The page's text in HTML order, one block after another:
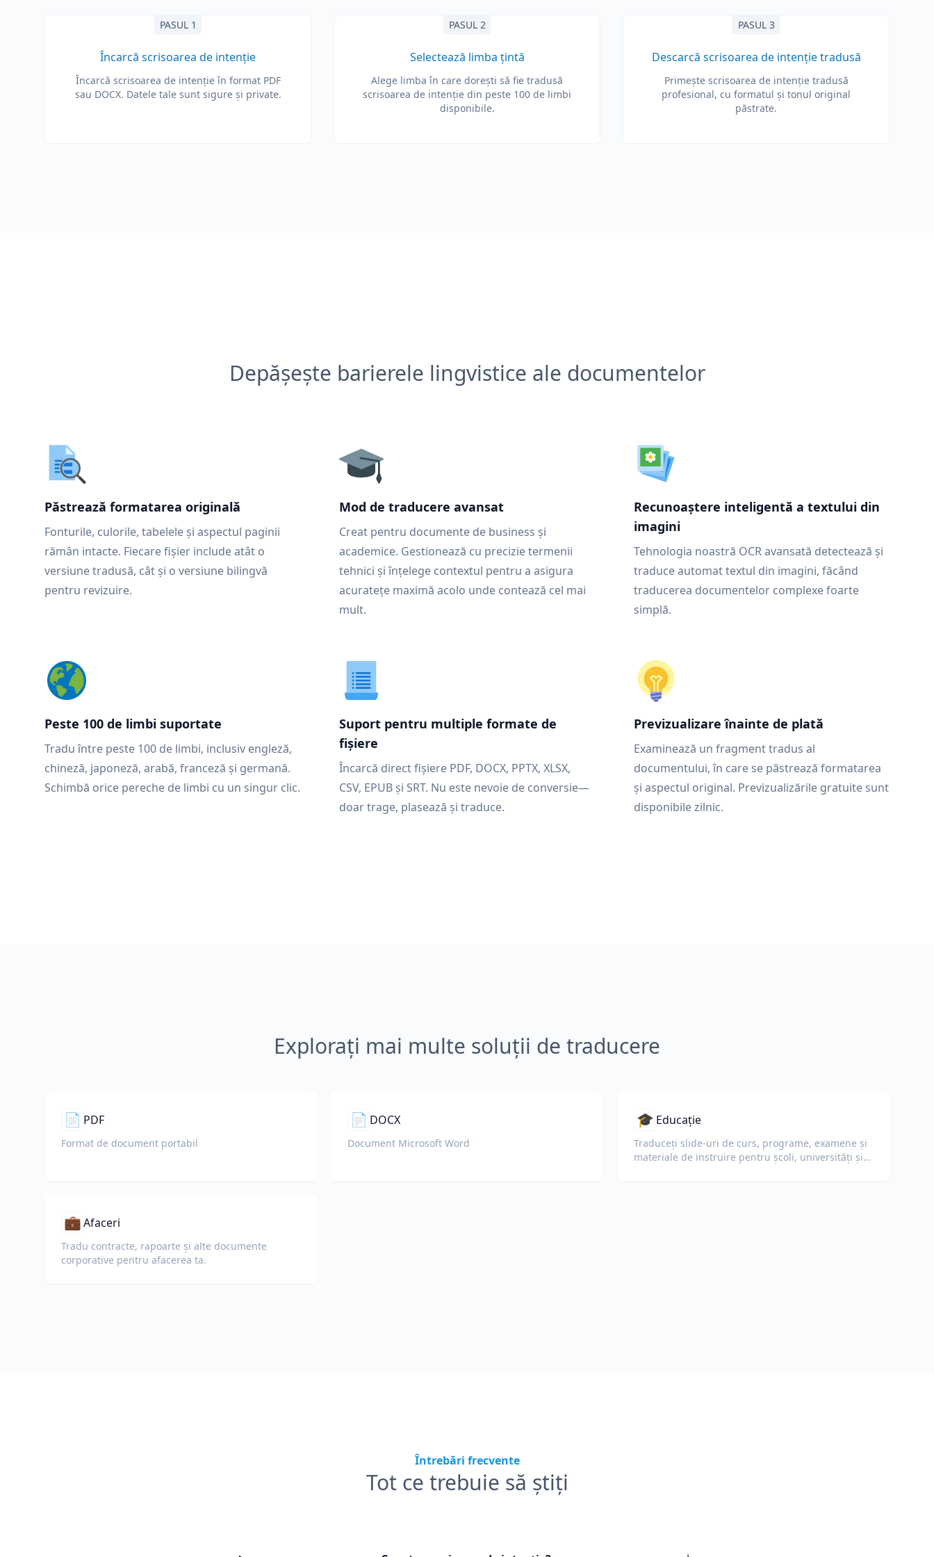
PASUL 1
Încarcă scrisoarea de intenție
Încarcă scrisoarea de intenție în format PDF
sau DOCX. Datele tale sunt sigure și private.
PASUL 2
Selectează limba țintă
Alege limba în care dorești să fie tradusă
scrisoarea de intenție din peste 100 de limbi
disponibile.
PASUL 3
Descarcă scrisoarea de intenție tradusă
Primește scrisoarea de intenție tradusă
profesional, cu formatul și tonul original
păstrate.
Depășește barierele lingvistice ale documentelor
Păstrează formatarea originală
Fonturile, culorile, tabelele și aspectul paginii
rămân intacte. Fiecare fișier include atât o
versiune tradusă, cât și o versiune bilingvă
pentru revizuire.
Mod de traducere avansat
Creat pentru documente de business și
academice. Gestionează cu precizie termenii
tehnici și înțelege contextul pentru a asigura
acuratețe maximă acolo unde contează cel mai
mult.
Recunoaștere inteligentă a textului din
imagini
Tehnologia noastră OCR avansată detectează și
traduce automat textul din imagini, făcând
traducerea documentelor complexe foarte
simplă.
Peste 100 de limbi suportate
Tradu între peste 100 de limbi, inclusiv engleză,
chineză, japoneză, arabă, franceză și germană.
Schimbă orice pereche de limbi cu un singur clic.
Suport pentru multiple formate de
fișiere
Încarcă direct fișiere PDF, DOCX, PPTX, XLSX,
CSV, EPUB și SRT. Nu este nevoie de conversie—
doar trage, plasează și traduce.
Previzualizare înainte de plată
Examinează un fragment tradus al
documentului, în care se păstrează formatarea
și aspectul original. Previzualizările gratuite sunt
disponibile zilnic.
Explorați mai multe soluții de traducere
📄 PDF
Format de document portabil
📄 DOCX
Document Microsoft Word
🎓 Educație
Traduceți slide-uri de curs, programe, examene și
materiale de instruire pentru școli, universități și
💼Afaceri
Tradu contracte, rapoarte și alte documente
corporative pentru afacerea ta.
Întrebări frecvente
Tot ce trebuie să știți